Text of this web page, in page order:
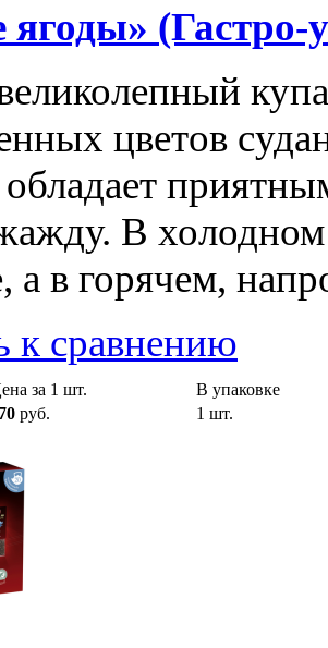
ягоды» (Гастро-
цветов
В
а в горячем,
к сравнению
за 1 шт.
В упаковке
руб. 1 шт.